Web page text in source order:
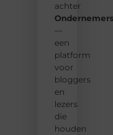
achter
—
een
platform
voor
bloggers
en
lezers
die
houden